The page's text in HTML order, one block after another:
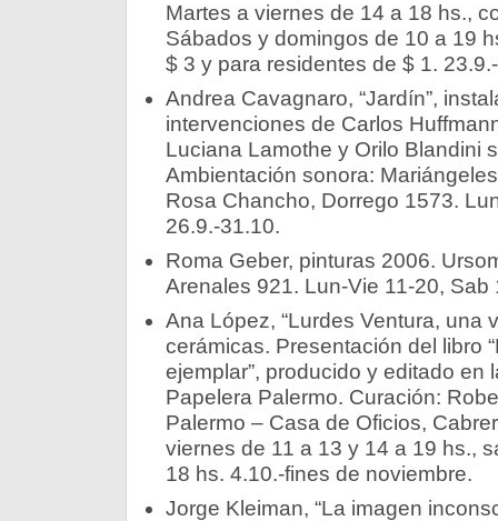
Martes a viernes de 14 a 18 hs.,
Sábados y domingos de 10 a 19
$ 3 y para residentes de $ 1.
Andrea Cavagnaro, “Jardín”,
intervenciones de Carlos
Luciana Lamothe y Orilo Blandini
Ambientación sonora:
Rosa Chancho, Dorrego 1573.
26.9.-31.10.
Roma Geber, pinturas 2006.
Arenales 921. Lun-Vie 11-20, Sab
Ana López, “Lurdes Ventura, una
cerámicas. Presentación del libro
ejemplar”, producido y editado en
Papelera Palermo. Curación:
Palermo – Casa de Oficios,
viernes de 11 a 13 y 14 a 19 hs.,
18 hs. 4.10.-fines de noviembre.
Jorge Kleiman, “La imagen